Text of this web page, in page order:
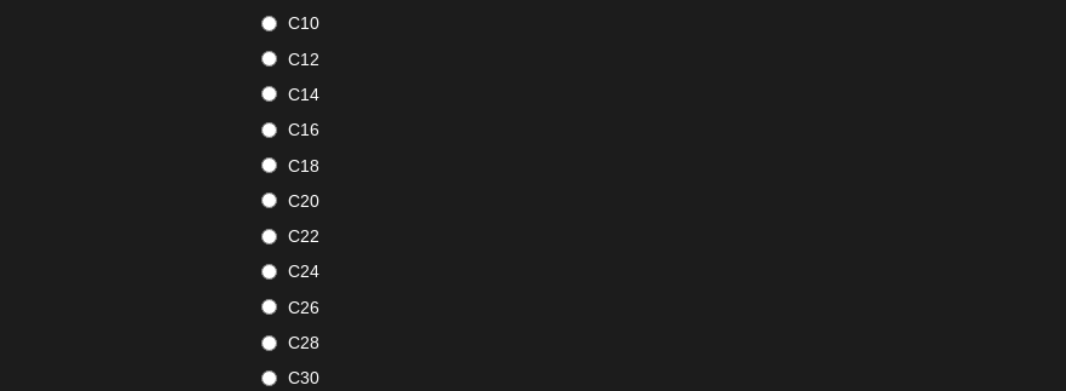
C10
C12
C14
C16
C18
C20
C22
C24
C26
C28
C30